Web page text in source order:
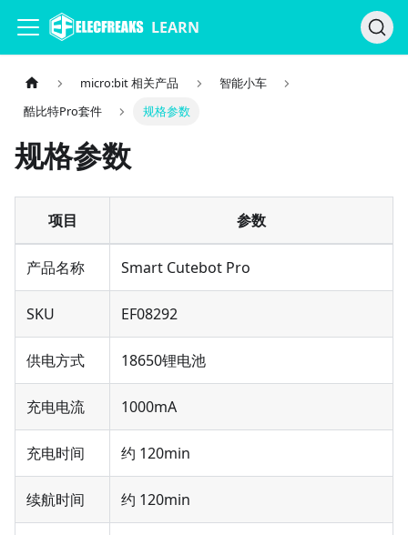
LEARN
micro:bit 相关产品
智能小车
酷比特Pro套件
规格参数
规格参数
项目 参数
产品名称 Smart Cutebot Pro
SKU EF08292
供电方式 18650锂电池
充电电流 1000mA
充电时间 约 120min
续航时间 约 120min